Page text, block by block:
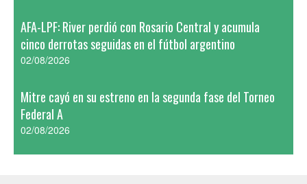
AFA-LPF: River perdió con Rosario Central y acumula
cinco derrotas seguidas en el fútbol argentino
02/08/2026
Mitre cayó en su estreno en la segunda fase del Torneo
Federal A
02/08/2026